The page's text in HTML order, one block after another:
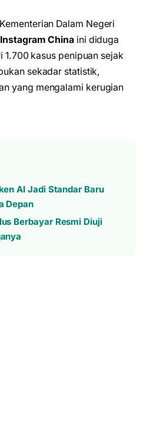
Dalam Negeri
Chinaini diduga
kasus penipuan sejak
sekadar statistik,
yang mengalami kerugian
AI Jadi Standar Baru
Depan
Berbayar Resmi Diuji